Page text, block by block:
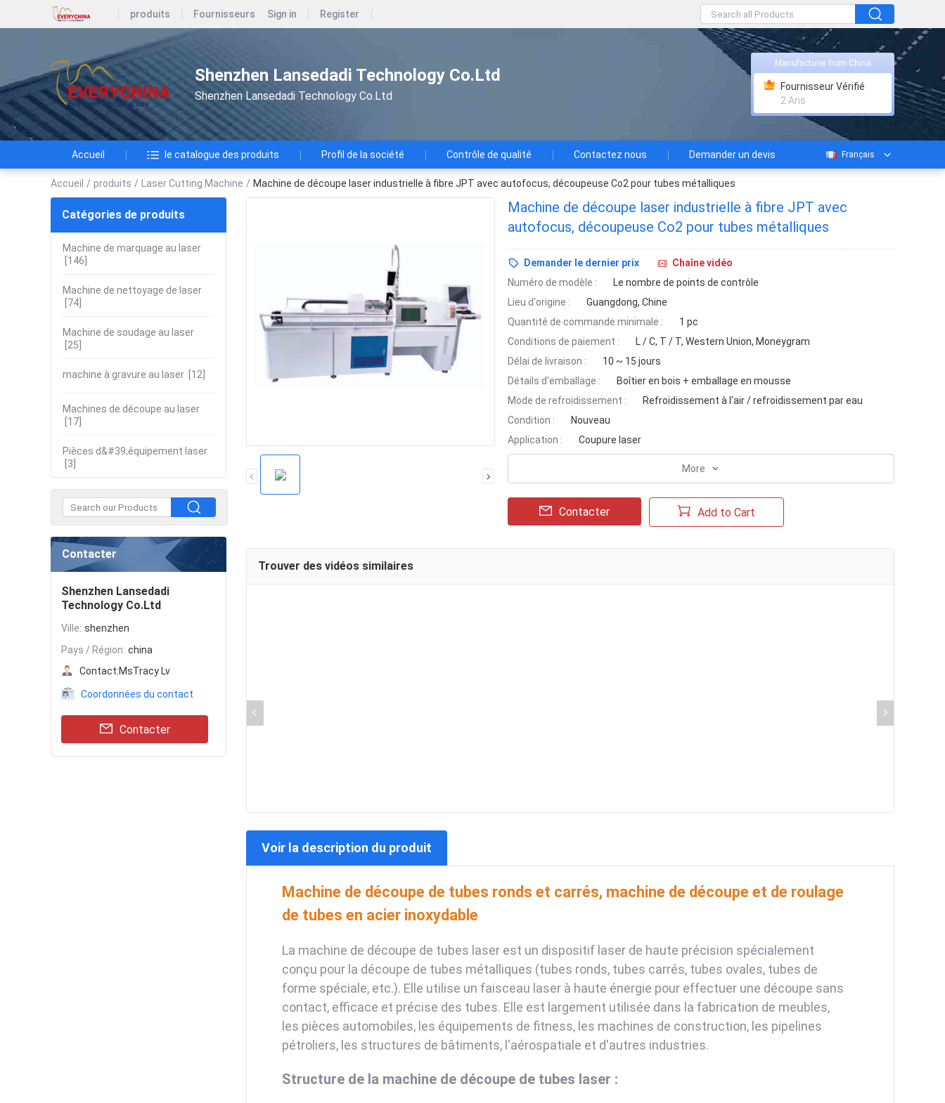
produits Fournisseurs Sign in Register
Shenzhen Lansedadi Technology Co.Ltd
Shenzhen Lansedadi Technology Co.Ltd
Manufacturer from China
Fournisseur Vérifié
2 Ans
Accueil le catalogue des produits Profil de la société Contrôle de qualité Contactez nous Demander un devis Français
Accueil / produits / Laser Cutting Machine / Machine de découpe laser industrielle à fibre JPT avec autofocus, découpeuse Co2 pour tubes métalliques
Catégories de produits
Machine de marquage au laser
[146]
Machine de nettoyage de laser
[74]
Machine de soudage au laser
[25]
machine à gravure au laser [12]
Machines de découpe au laser
[17]
Pièces d&#39;équipement laser
[3]
Contacter
Shenzhen Lansedadi
Technology Co.Ltd
Ville: shenzhen
Pays / Région: china
Contact:MsTracy Lv
Coordonnées du contact
Contacter
Machine de découpe laser industrielle à fibre JPT avec
autofocus, découpeuse Co2 pour tubes métalliques
Demander le dernier prix
Chaîne vidéo
Numéro de modèle :
Le nombre de points de contrôle
Lieu d'origine :
Guangdong, Chine
Quantité de commande minimale :
1 pc
Conditions de paiement :
L / C, T / T, Western Union, Moneygram
Délai de livraison :
10 ~ 15 jours
Détails d'emballage :
Boîtier en bois + emballage en mousse
Mode de refroidissement :
Refroidissement à l'air / refroidissement par eau
Condition :
Nouveau
Application :
Coupure laser
More
Contacter Add to Cart
Trouver des vidéos similaires
Voir la description du produit
Machine de découpe de tubes ronds et carrés, machine de découpe et de roulage
de tubes en acier inoxydable
La machine de découpe de tubes laser est un dispositif laser de haute précision spécialement
conçu pour la découpe de tubes métalliques (tubes ronds, tubes carrés, tubes ovales, tubes de
forme spéciale, etc.). Elle utilise un faisceau laser à haute énergie pour effectuer une découpe sans
contact, efficace et précise des tubes. Elle est largement utilisée dans la fabrication de meubles,
les pièces automobiles, les équipements de fitness, les machines de construction, les pipelines
pétroliers, les structures de bâtiments, l'aérospatiale et d'autres industries.
Structure de la machine de découpe de tubes laser :